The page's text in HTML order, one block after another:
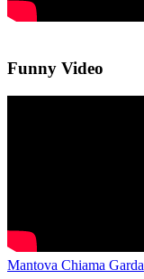
Funny Video
Mantova Chiama Garda